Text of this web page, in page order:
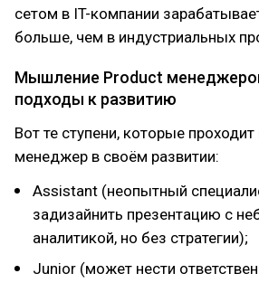
сетом в IT-компании
больше, чем в индустриальных
Мышление Product
подходы к развитию
Вот те ступени, которые
менеджер в своём развитии:
Assistant (неопытный
задизайнить презентацию с
аналитикой, но без стратегии);
Junior (может нести